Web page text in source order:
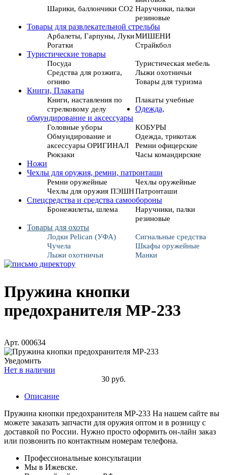
Шарики, баллончики СО2 Наручники, палки
резиновые
Товары для развлекательной стрельбы
Арбалеты, Гарпуны, ЛукиМИШЕНИ
Рогатки
Страйкбол
Туристические товары
Посуда
Туристическая мебель
Средства для розжига,
огниво
Лыжи охотничьи
Товары для туризма
Книги, Плакаты
Книги, наставления по
стрелковому делу
Плакаты учебные
Одежда,
обмундирование и аксессуары
Головные уборы
КОБУРЫ
Обмундирование и
аксессуары ОРИГИНАЛ
Одежда, трикотаж
Ремни офицерские
Рюкзаки
Часы командирские
Ножи
Чехлы для оружия, ремни, патронташи
Ремни оружейные
Чехлы оружейные
Чехлы для оружия ПЭШНПатронташи
Спецсредства и средства самообороны
Бронежилеты, шлема
Наручники, палки
резиновые
Товары для охоты
Лодки Pelican (УФА)
Сигнальные средства
Чучела
Шкафы оружейные
Лыжи охотничьи
Манки
Пружина кнопки
предохранителя МР-233
Арт. 000634
Уведомить
Нет в наличии
30 руб.
Описание
Пружина кнопки предохранителя МР-233 На нашем сайте вы
можете заказать запчасти для оружия оптом и в розницу с
доставкой по России. Нужно просто оформить он-лайн заказ
или позвонить по контактным номерам телефона.
Профессиональные консультации
Мы в Ижевске.